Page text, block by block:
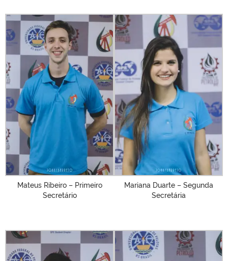
Mateus Ribeiro – Primeiro
Secretário
Mariana Duarte – Segunda
Secretária